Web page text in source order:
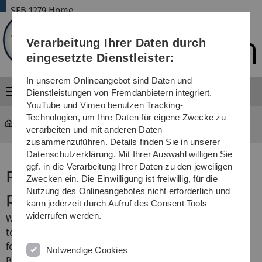
Direkt
Direkt
Direkt
(Sprache,
Drucken,
Media)
Direkt
Direkt
SFB 1279 Home
Menü
SFB 1279 Home 181004 Prof. Holger Barth
Prof. Holger Barth supports NBC
protection
We congratulate Prof. Dr. Holger Barth to his appointment
to the scientific advisory panel of the research institutes
for NBC protection of the medical academy of the
Verarbeitung Ihrer Daten durch
eingesetzte Dienstleister:
In unserem Onlineangebot sind Daten und
Dienstleistungen von Fremdanbietern integriert.
YouTube und Vimeo benutzen Tracking-
Technologien, um Ihre Daten für eigene Zwecke zu
verarbeiten und mit anderen Daten
zusammenzuführen. Details finden Sie in unserer
Datenschutzerklärung. Mit Ihrer Auswahl willigen Sie
ggf. in die Verarbeitung Ihrer Daten zu den jeweiligen
Zwecken ein. Die Einwilligung ist freiwillig, für die
Nutzung des Onlineangebotes nicht erforderlich und
kann jederzeit durch Aufruf des Consent Tools
widerrufen werden.
Notwendige Cookies